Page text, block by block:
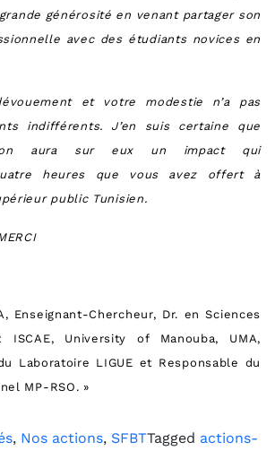
générosité en venant partager son
avec des étudiants novices en
et votre modestie n’a pas
indifférents. J’en suis certaine que
aura sur eux un impact qui
heures que vous avez offert à
public Tunisien.
Enseignant-Chercheur, Dr. en Sciences
ISCAE, University of Manouba, UMA,
Laboratoire LIGUE et Responsable du
MP-RSO. »
, Nos actions, SFBTTagged actions-